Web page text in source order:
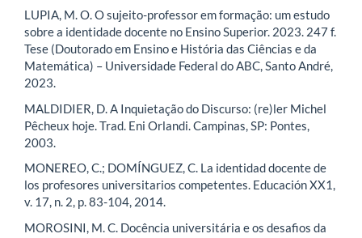
LUPIA, M. O. O sujeito-professor em formação: um estudo
sobre a identidade docente no Ensino Superior. 2023. 247 f.
Tese (Doutorado em Ensino e História das Ciências e da
Matemática) – Universidade Federal do ABC, Santo André,
2023.
MALDIDIER, D. A Inquietação do Discurso: (re)ler Michel
Pêcheux hoje. Trad. Eni Orlandi. Campinas, SP: Pontes,
2003.
MONEREO, C.; DOMÍNGUEZ, C. La identidad docente de
los profesores universitarios competentes. Educación XX1,
v. 17, n. 2, p. 83-104, 2014.
MOROSINI, M. C. Docência universitária e os desafios da